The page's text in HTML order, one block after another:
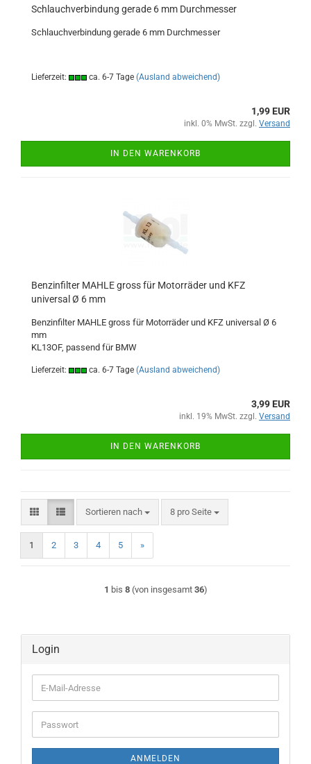
Schlauchverbindung gerade 6 mm Durchmesser
Schlauchverbindung gerade 6 mm Durchmesser
Lieferzeit: ca. 6-7 Tage (Ausland abweichend)
1,99 EUR
inkl. 0% MwSt. zzgl. Versand
IN DEN WARENKORB
Benzinfilter MAHLE gross für Motorräder und KFZ
universal Ø 6 mm
Benzinfilter MAHLE gross für Motorräder und KFZ universal Ø 6
mm
KL13OF, passend für BMW
Lieferzeit: ca. 6-7 Tage (Ausland abweichend)
3,99 EUR
inkl. 19% MwSt. zzgl. Versand
IN DEN WARENKORB
Sortieren nach
Sortieren nach 8 pro Seite
pro Seite
1 2 3 4 5 »
1 bis 8(von insgesamt 36)
Login
E-
Mail-
Adresse
Passwort
ANMELDEN